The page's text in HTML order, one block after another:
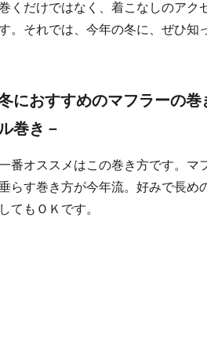
くだけではなく、着こなしのアク
。それでは、今年の冬に、ぜひ知
におすすめのマフラーの巻
巻き－
番オススメはこの巻き方です。
らす巻き方が今年流。好みで長
てもＯＫです。